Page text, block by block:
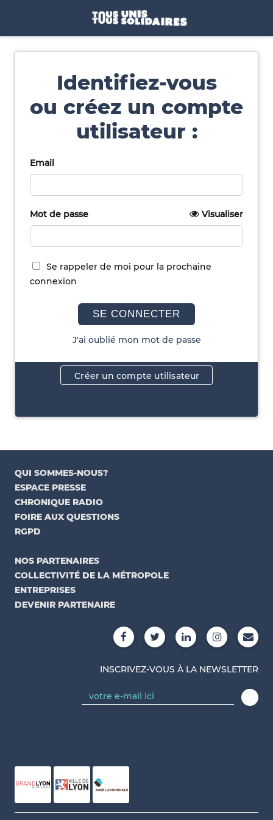
Identifiez-vous
ou créez un compte
utilisateur :
Email
Mot de passe Visualiser
Se rappeler de moi pour la prochaine
connexion
SE CONNECTER
J'ai oublié mon mot de passe
Créer un compte utilisateur
QUI SOMMES-NOUS?
ESPACE PRESSE
CHRONIQUE RADIO
FOIRE AUX QUESTIONS
RGPD
NOS PARTENAIRES
COLLECTIVITÉ DE LA MÉTROPOLE
ENTREPRISES
DEVENIR PARTENAIRE
INSCRIVEZ-VOUS À LA NEWSLETTER